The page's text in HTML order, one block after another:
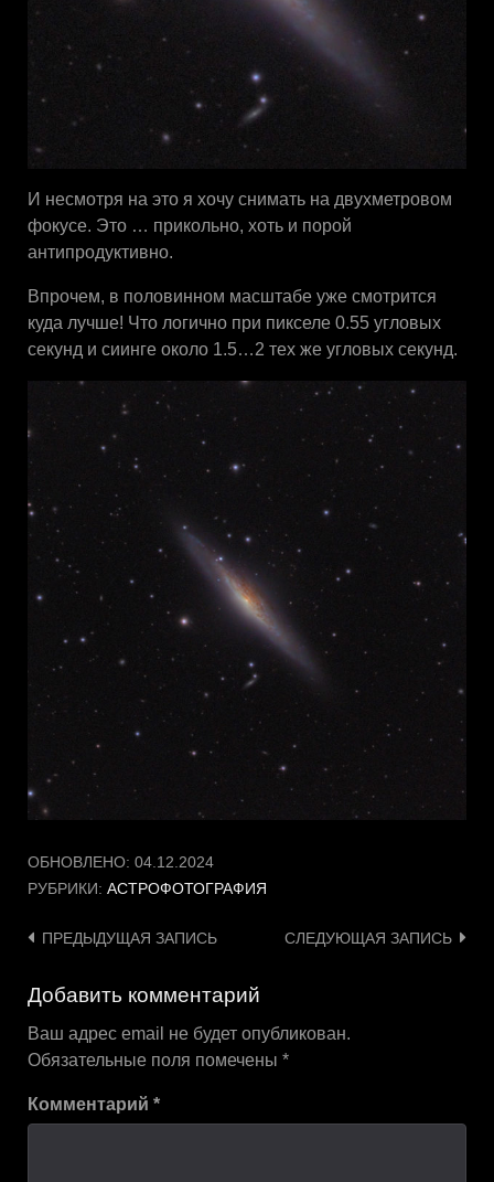
И несмотря на это я хочу снимать на двухметровом
фокусе. Это … прикольно, хоть и порой
антипродуктивно.
Впрочем, в половинном масштабе уже смотрится
куда лучше! Что логично при пикселе 0.55 угловых
секунд и сиинге около 1.5…2 тех же угловых секунд.
ОБНОВЛЕНО: 04.12.2024
РУБРИКИ: АСТРОФОТОГРАФИЯ
Навигация
записям
ПРЕДЫДУЩАЯ ЗАПИСЬ СЛЕДУЮЩАЯ ЗАПИСЬ
Добавить комментарий
Ваш адрес email не будет опубликован.
Обязательные поля помечены *
Комментарий *